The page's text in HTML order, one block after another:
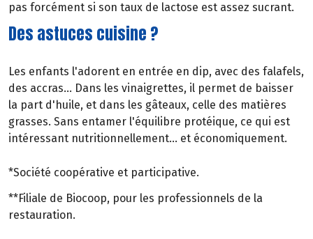
pas forcément si son taux de lactose est assez sucrant.
Des astuces cuisine ?
Les enfants l'adorent en entrée en dip, avec des falafels,
des accras... Dans les vinaigrettes, il permet de baisser
la part d'huile, et dans les gâteaux, celle des matières
grasses. Sans entamer l'équilibre protéique, ce qui est
intéressant nutritionnellement... et économiquement.
*Société coopérative et participative.
**Filiale de Biocoop, pour les professionnels de la
restauration.